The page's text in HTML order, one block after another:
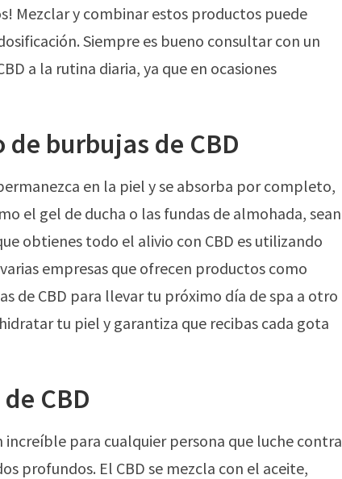
Mezclar y combinar estos productos puede
Siempre es bueno consultar con un
a la rutina diaria, ya que en ocasiones
burbujas de CBD
en la piel y se absorba por completo,
el gel de ducha o las fundas de almohada, sean
obtienes todo el alivio con CBD es utilizando
empresas que ofrecen productos como
de CBD para llevar tu próximo día de spa a otro
tu piel y garantiza que recibas cada gota
CBD
increíble para cualquier persona que luche contra
profundos. El CBD se mezcla con el aceite,